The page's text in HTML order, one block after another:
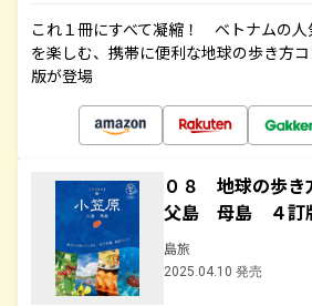
これ１冊にすべて凝縮！ ベトナムの人
を楽しむ、携帯に便利な地球の歩き方
版が登場
０８ 地球の歩
父島 母島 ４訂
島旅
2025.04.10 発売